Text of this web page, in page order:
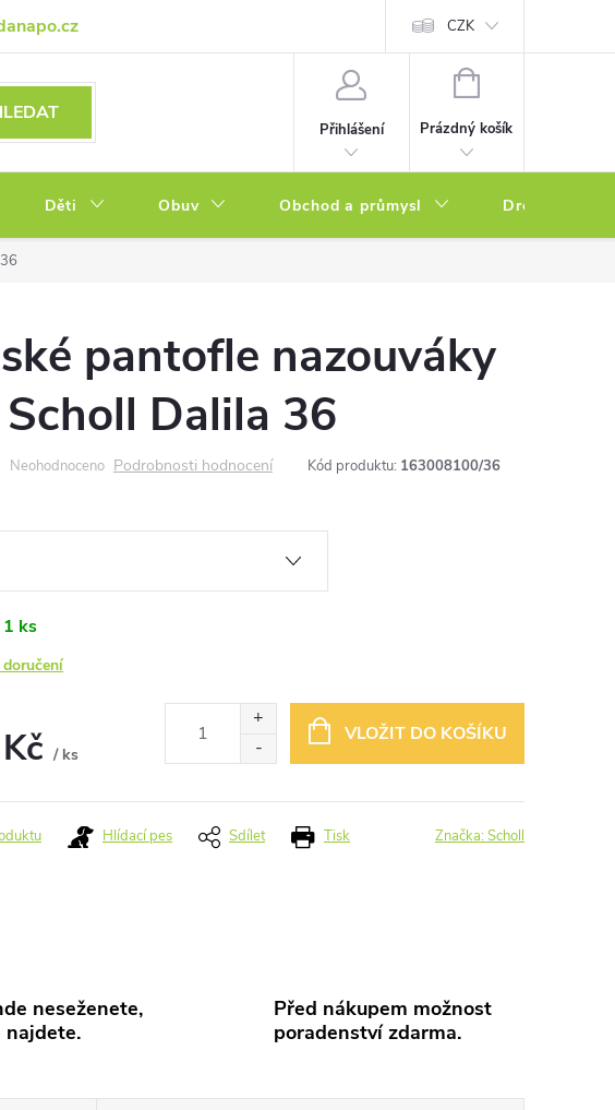
Reklamace a výměna zboží Podmínky ochrany osobních údajů Soubory cookies
CZK
Přihlášení
NÁKUPNÍ
Prázdný košík
Děti Obuv Obchod a průmysl Drogerie
pantofle nazouváky
Dalila 36
Neohodnoceno Podrobnosti hodnocení Kód produktu: 163008100/36
1 ks
/ ks
VLOŽIT DO KOŠÍKU
Tisk
Hlídací pes Sdílet Značka:Scholl
neseženete,
najdete.
Před nákupem možnost
poradenství zdarma.